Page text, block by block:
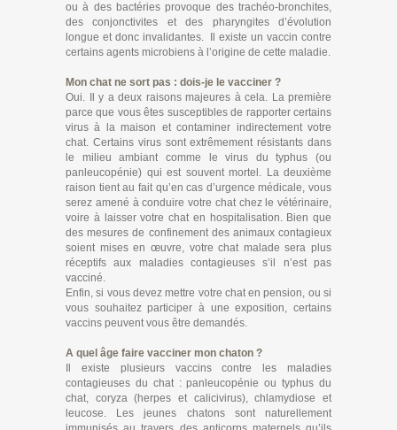
ou à des bactéries provoque des trachéo-bronchites,
des conjonctivites et des pharyngites d’évolution
longue et donc invalidantes. Il existe un vaccin contre
certains agents microbiens à l’origine de cette maladie.
Mon chat ne sort pas : dois-je le vacciner ?
Oui. Il y a deux raisons majeures à cela. La première
parce que vous êtes susceptibles de rapporter certains
virus à la maison et contaminer indirectement votre
chat. Certains virus sont extrêmement résistants dans
le milieu ambiant comme le virus du typhus (ou
panleucopénie) qui est souvent mortel. La deuxième
raison tient au fait qu’en cas d’urgence médicale, vous
serez amené à conduire votre chat chez le vétérinaire,
voire à laisser votre chat en hospitalisation. Bien que
des mesures de confinement des animaux contagieux
soient mises en œuvre, votre chat malade sera plus
réceptifs aux maladies contagieuses s’il n’est pas
vacciné.
Enfin, si vous devez mettre votre chat en pension, ou si
vous souhaitez participer à une exposition, certains
vaccins peuvent vous être demandés.
A quel âge faire vacciner mon chaton ?
Il existe plusieurs vaccins contre les maladies
contagieuses du chat : panleucopénie ou typhus du
chat, coryza (herpes et calicivirus), chlamydiose et
leucose. Les jeunes chatons sont naturellement